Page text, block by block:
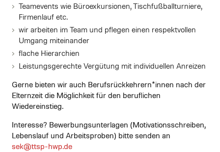
Teamevents wie Büroexkursionen, Tischfußballturniere,
Firmenlauf etc.
wir arbeiten im Team und pflegen einen respektvollen
Umgang miteinander
flache Hierarchien
Leistungsgerechte Vergütung mit individuellen Anreizen
Gerne bieten wir auch Berufsrückkehrern*innen nach der
Elternzeit die Möglichkeit für den beruflichen
Wiedereinstieg.
Interesse? Bewerbungsunterlagen (Motivationsschreiben,
Lebenslauf und Arbeitsproben) bitte senden an
sek@ttsp-hwp.de